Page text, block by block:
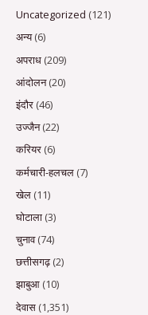
Uncategorized (121)
अन्य(6)
अपराध (209)
आंदोलन(20)
इंदौर (46)
उज्जैन(22)
करियर (6)
कर्मचारी-हलचल (7)
खेल (11)
घोटाला (3)
चुनाव(74)
छत्तीसगढ़(2)
झाबुआ (10)
देवास (1,351)